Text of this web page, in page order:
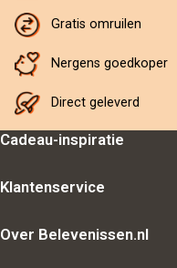
Gratis omruilen
Nergens goedkoper
Direct geleverd
Cadeau-inspiratie
Klantenservice
Over Belevenissen.nl